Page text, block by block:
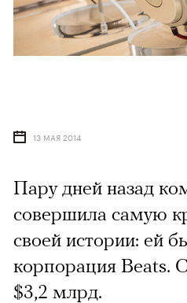
13 МАЯ 2014
Пару дней назад
совершила самую
своей истории: ей
корпорация Beats.
$3,2 млрд.